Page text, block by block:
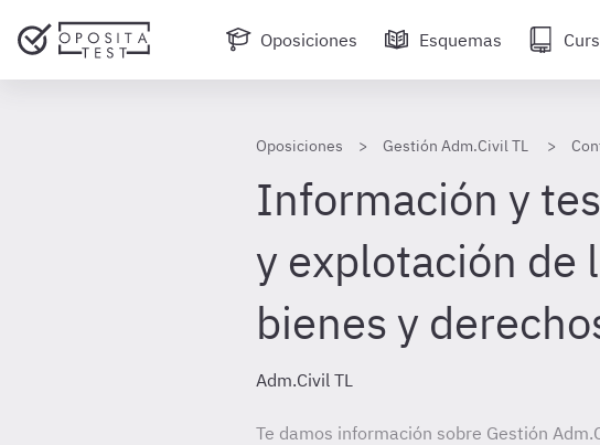
Oposiciones Esquemas
Oposiciones Gestión Adm.Civil TL
Información y
y explotación de
bienes y
Adm.Civil TL
Te damos información sobre Gestión